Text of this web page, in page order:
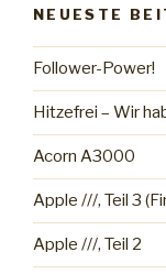
NEUESTE
Follower-Power!
Hitzefrei – Wir
Acorn A3000
Apple ///, Teil 3
Apple ///, Teil 2